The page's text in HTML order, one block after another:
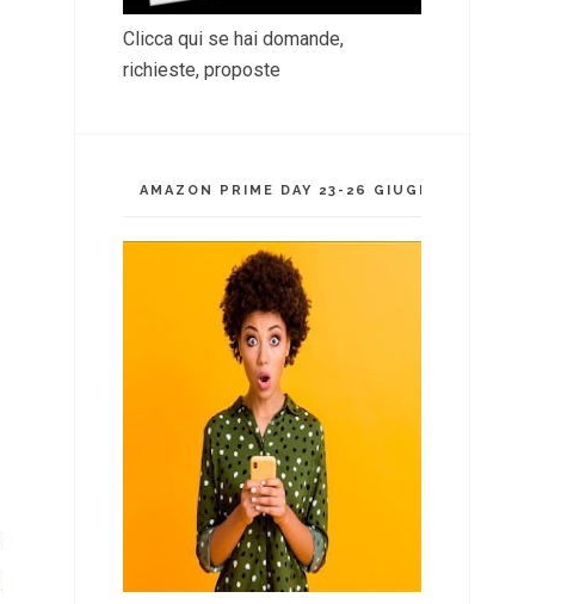
Clicca qui se hai domande,
richieste, proposte
AMAZON PRIME DAY 23-26 GIUGNO